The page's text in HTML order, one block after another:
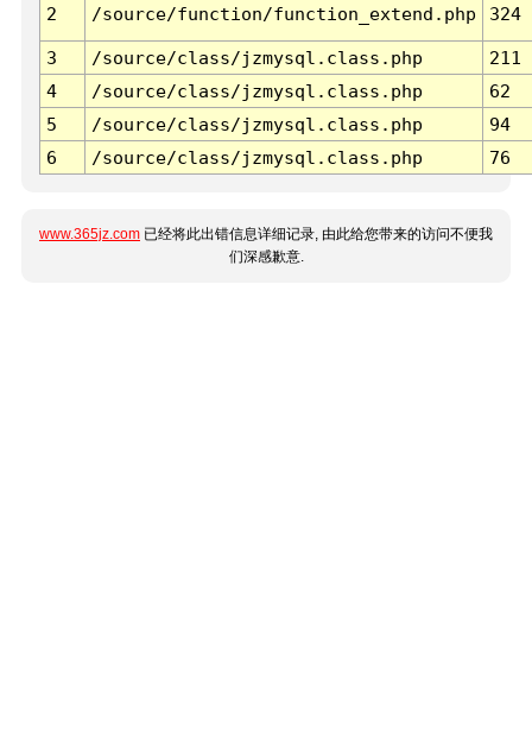
2 /source/function/function_extend.php 324
3 /source/class/jzmysql.class.php
211
4
/source/class/jzmysql.class.php
62
5
/source/class/jzmysql.class.php
94
6
/source/class/jzmysql.class.php 76
www.365jz.com 已经将此出错信息详细记录, 由此给您带来的访问不便我
们深感歉意.